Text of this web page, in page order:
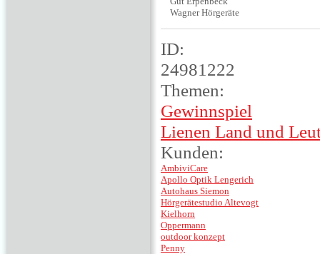
Wagner Hörgeräte
ID:
24981222
Themen:
Gewinnspiel
Lienen Land und
Kunden:
AmbiviCare
Apollo Optik Lengerich
Autohaus Siemon
Hörgerätestudio Altevogt
Kielhorn
Oppermann
outdoor konzept
Penny